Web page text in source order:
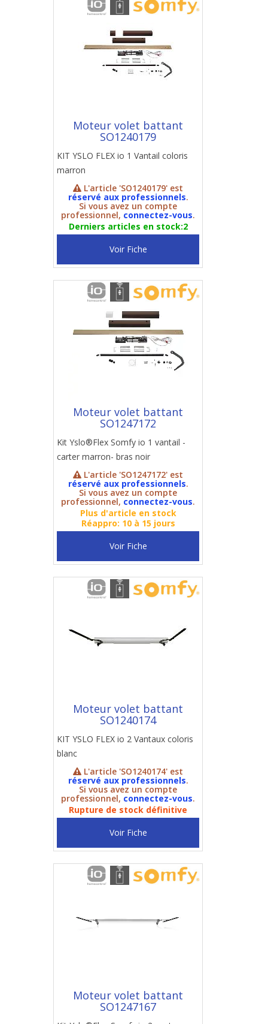
Moteur volet battant
SO1240179
KIT YSLO FLEX io 1 Vantail coloris
marron
L'article 'SO1240179' est
réservé aux professionnels.
Si vous avez un compte
professionnel, connectez-vous.
Derniers articles en stock:2
Voir Fiche
Moteur volet battant
SO1247172
Kit Yslo®Flex Somfy io 1 vantail -
carter marron- bras noir
L'article 'SO1247172' est
réservé aux professionnels.
Si vous avez un compte
professionnel, connectez-vous.
Plus d'article en stock
Réappro: 10 à 15 jours
Voir Fiche
Moteur volet battant
SO1240174
KIT YSLO FLEX io 2 Vantaux coloris
blanc
L'article 'SO1240174' est
réservé aux professionnels.
Si vous avez un compte
professionnel, connectez-vous.
Rupture de stock définitive
Voir Fiche
Moteur volet battant
SO1247167